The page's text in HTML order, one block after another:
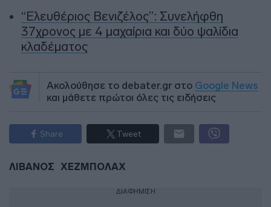
“Ελευθέριος Βενιζέλος”: Συνελήφθη
37χρονος με 4 μαχαίρια και δύο ψαλίδια
κλαδέματος
Ακολούθησε το debater.gr στο Google News
και μάθετε πρώτοι όλες τις ειδήσεις
Share Tweet
ΛΙΒΑΝΟΣ ΧΕΖΜΠΟΛΑΧ
ΔΙΑΦΗΜΙΣΗ